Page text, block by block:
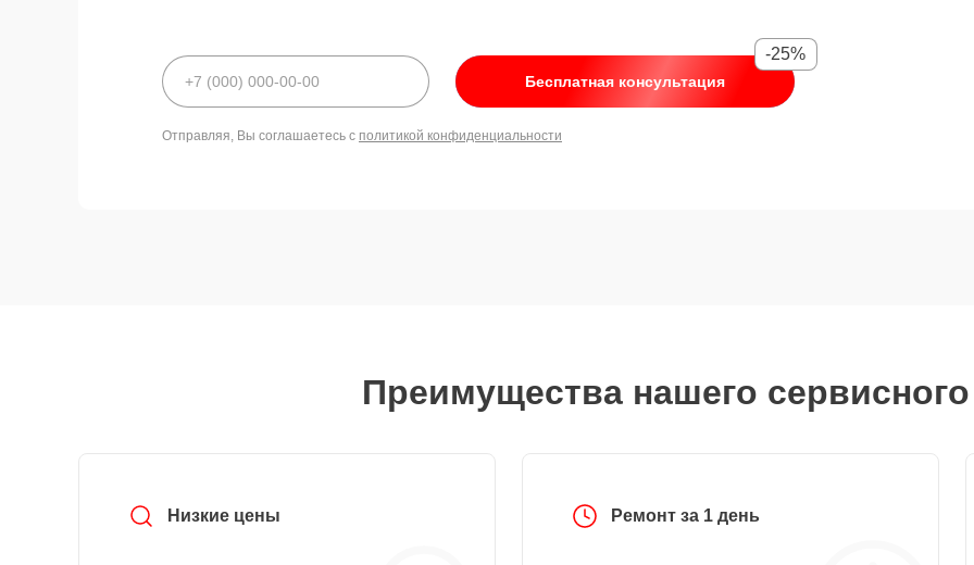
Бесплатная консультация
-25%
Отправляя, Вы соглашаетесь с политикой конфиденциальности
Преимущества нашего
Низкие цены Ремонт за 1 день